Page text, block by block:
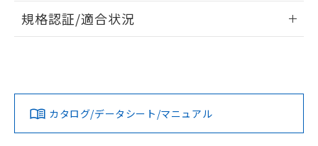
ログイン/会員登録
ダウンロードデータをご利用いただく前に、以下を必ずお読
みください。
ソフトウェアの使用条件
EU RoHS 注意事項・凡例
対応済み
規格認証/適合状況
カタログ/データシート/マニュアル
欄に対応日を記載しておりました。
既に当社にて対応品への在庫切替を完了